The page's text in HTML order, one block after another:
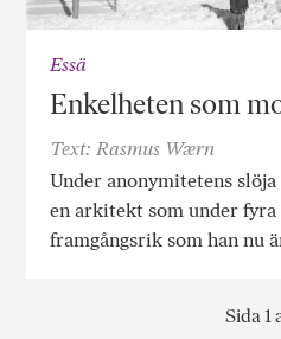
Essä
Enkelheten som
Text: Rasmus Wærn
Under anonymitetens
en arkitekt som under
framgångsrik som han nu
Sida 1